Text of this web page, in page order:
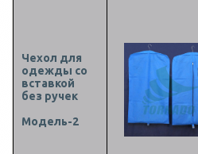
Чехол для
одежды со
вставкой
без ручек
Модель-2